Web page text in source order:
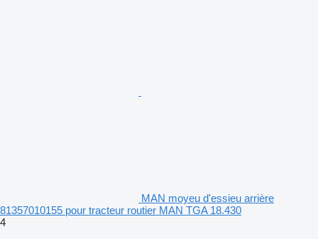
MAN moyeu d'essieu arrière
81357010155 pour tracteur routier MAN TGA 18.430
4